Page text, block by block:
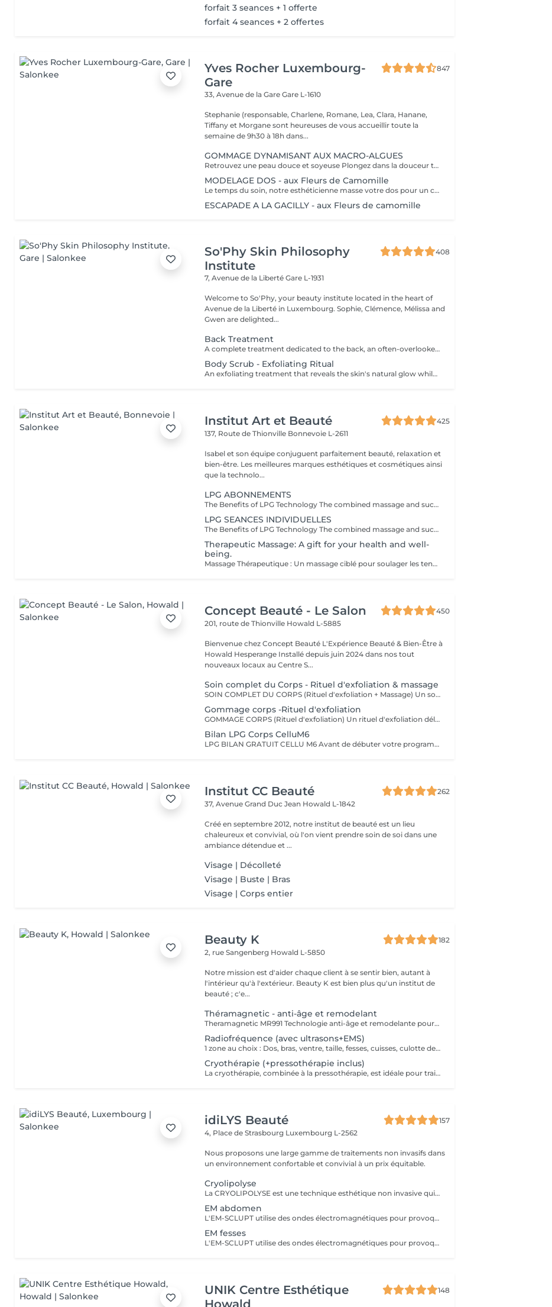
forfait 3 seances + 1 offerte
forfait 4 seances + 2 offertes
Yves Rocher Luxembourg-
Gare
847
33, Avenue de la GareGare L-1610
Stephanie (responsable, Charlene, Romane, Lea, Clara, Hanane,
Tiffany et Morgane sont heureuses de vous accueillir toute la
semaine de 9h30 à 18h dans...
GOMMAGE DYNAMISANT AUX MACRO-ALGUES
Retrouvez une peau douce et soyeuse Plongez dans la douceur tropicale dIndonésie à travers les notes épicées des huiles essentielles de Girofle et de Muscade. Ce gommage aux effluves chauds et naturels vous transporte tout en exfoliant délicatement votre peau : elle est douce, lumineuse et satinée.
MODELAGE DOS - aux Fleurs de Camomille
Le temps du soin, notre esthéticienne masse votre dos pour un confort sans précédent.
ESCAPADE A LA GACILLY - aux Fleurs de camomille
So'Phy Skin Philosophy
Institute
408
7, Avenue de la LibertéGare L-1931
Welcome to So'Phy, your beauty institute located in the heart of
Avenue de la Liberté in Luxembourg. Sophie, Clémence, Mélissa and
Gwen are delighted...
Back Treatment
A complete treatment dedicated to the back, an often-overlooked area that can be prone to tension and imperfections. The treatment begins with cleansing and exfoliation to purify the skin, refine its texture and improve its overall appearance. Depending on your needs and the selected duration (30 or 60 minutes), more targeted work may be performed to deeply cleanse and rebalance the skin. The treatment ends with a relaxing massage to release accumulated tension and provide an immediate sense of well-being. The skin feels clearer, smoother, and the back deeply relaxed. An ideal treatment to care for this often-neglected area while enjoying a moment of relaxation.
Body Scrub - Exfoliating Ritual
An exfoliating treatment that reveals the skin's natural glow while offering a true moment of relaxation. The scrub removes dead skin cells, refines skin texture and leaves the skin soft and radiant. According to your preference, you can choose between a black soap scrub for a purifying and enveloping experience, or a grain-based scrub for a more invigorating and effective exfoliation. Your chosen fragrance accompanies the entire treatment, with the option to extend the experience with a nourishing massage oil. The skin feels smooth, soft and delicately scented, while the body relaxes and the mind unwinds. An ideal treatment to prepare the skin, enhance its appearance or simply enjoy a moment for yourself.
Institut Art et Beauté
425
137, Route de Thionville Bonnevoie L-2611
Isabel et son équipe conjuguent parfaitement beauté, relaxation et
bien-être. Les meilleures marques esthétiques et cosmétiques ainsi
que la technolo...
LPG ABONNEMENTS
The Benefits of LPG Technology The combined massage and suction of the LPG Cellu M6 Medical offer 100% natural slimming, anti-aging, and therapeutic solutions through painless massages that naturally reactivate cellular mechanisms, providing various benefits tailored to your specific needs. Aesthetic Benefits: Reduces cellulite, with the "orange peel" appearance gradually disappearing, restoring the skin's smooth and firm appearance. Harmonizes the silhouette. Firms and improves the skin's appearance. Reduces the appearance of scars, grafts, and burns. Therapeutic Benefits: Improves lymphatic and blood circulation. Promotes postoperative recovery. Generates a relaxing effect. Reduces muscle pain. Relieves heavy legs and swollen ankles. Prepares the body for physical effort. Facilitates recovery after exercise: muscle soreness, etc. Treats sports-related conditions: tendinitis, muscle injuries, etc. Provides relaxation and muscle relaxation. Trained Practitioners: Carla Lisete Carla Marie Francesca Take care of your body and beauty today with LPG technology to prepare your skin and body for the years to come.
LPG SEANCES INDIVIDUELLES
The Benefits of LPG Technology The combined massage and suction of the LPG Cellu M6 Medical offer 100% natural slimming, anti-aging, and therapeutic solutions through painless massages that naturally reactivate cellular mechanisms, providing various benefits tailored to your specific needs. Aesthetic Benefits: Reduces cellulite, with the "orange peel" appearance gradually disappearing, restoring the skin's smooth and firm appearance. Harmonizes the silhouette. Firms and improves the skin's appearance. Reduces the appearance of scars, grafts, and burns. Therapeutic Benefits: Improves lymphatic and blood circulation. Promotes postoperative recovery. Generates a relaxing effect. Reduces muscle pain. Relieves heavy legs and swollen ankles. Prepares the body for physical effort. Facilitates recovery after exercise: muscle soreness, etc. Treats sports-related conditions: tendinitis, muscle injuries, etc. Provides relaxation and muscle relaxation. Trained Practitioners: Carla Lisete Carla Marie Francesca Take care of your body and beauty today with LPG technology to prepare your skin and body for the years to come.
Therapeutic Massage: A gift for your health and well-
being.
Massage Thérapeutique : Un massage ciblé pour soulager les tensions musculaires, réduire le stress, et rééquilibrer votre corps. Soulagement des Douleurs Musculaires : Les techniques de massage ciblent les zones de tension pour libérer les nuds musculaires et améliorer la flexibilité. Réduction du Stress : Les massages aident à abaisser les niveaux de cortisol, l'hormone du stress, ce qui favorise la détente et une meilleure gestion du stress. Amélioration du Bien-être Général : Ils stimulent la circulation sanguine, renforcent le système immunitaire, et contribuent à un meilleur sommeil, ce qui mène à une vie plus équilibrée. Au-delà du physique, ces massages favorisent une sensation de paix intérieure et de clarté mentale. Praticiennes Qualifiées : Experts dans diverses techniques de massage. Traitements Personnalisés : Séances adaptées à vos besoins spécifiques. Ambiance Apaisante : Un environnement relaxant. Une nouvelle manière de prendre soin de vous.
Concept Beauté - Le Salon
450
201, route de Thionville Howald L-5885
Bienvenue chez Concept Beauté L'Expérience Beauté & Bien-Être à
Howald Hesperange Installé depuis juin 2024 dans nos tout
nouveaux locaux au Centre S...
Soin complet du Corps - Rituel d'exfoliation & massage
SOIN COMPLET DU CORPS (Rituel d'exfoliation + Massage) Un soin divin combinant un gommage doux et un massage relaxant pour une peau sublimée et un corps détendu. L'exfoliation, réalisée avec le Body Strategist Scrub de Comfort Zone, élimine les cellules mortes, affine le grain de peau et prépare à l'absorption des actifs hydratants. Le massage qui suit nourrit et apaise la peau grâce aux textures veloutées et aux actifs régénérants des huiles de soin Comfort Zone, pour une sensation de bien-être absolu.
Gommage corps -Rituel d'exfoliation
GOMMAGE CORPS (Rituel d'exfoliation) Un rituel d'exfoliation délicat qui débarrasse la peau des impuretés et cellules mortes pour la laisser incroyablement douce et lumineuse. Nous utilisons le Body Strategist Scrub de Comfort Zone, un gommage aux particules naturelles qui stimule la microcirculation et révèle l'éclat de votre peau. Idéal avant un massage, un soin hydratant ou pour préparer la peau au bronzage.
Bilan LPG Corps CelluM6
LPG BILAN GRATUIT CELLU M6 Avant de débuter votre programme LPG, nous vous offrons un bilan personnalisé. Cette séance permet d'analyser votre peau, d'évaluer vos besoins et de définir ensemble le protocole le plus adapté à vos objectifs (fermeté, cellulite, drainage, remodelage). Grâce à la technologie brevetée LPG Endermologie, nous vous conseillons un programme sur-mesure pour optimiser vos résultats dès la première séance. Un accompagnement exclusif : En plus de votre programme LPG, bénéficiez des conseils d'une professionnelle, coach en nutrition et bien-être, pour des résultats optimisés et durables. Un suivi global pour retrouver une silhouette harmonieuse et une meilleure vitalité ! Le Lipomassage est une technique issu de l'endermologie ,c'est la solution aux problèmes de cellulite, de graisses localisées et de relachement cutané. Cellu M6 combine trois efets majeurs: - Le destockage : il active la lipolyse et stimule les adipocytes déclenchant la libération des graisses - Le raffermissement : il stimule les fibroblastes pour générer collagène et élastine - Le rescultage : il décloisonne les amas graisseux et agit sur les septas ( aspect capitons )
Institut CC Beauté
262
37, Avenue Grand Duc Jean Howald L-1842
Créé en septembre 2012, notre institut de beauté est un lieu
chaleureux et convivial, où l'on vient prendre soin de soi dans une
ambiance détendue et ...
Visage | Décolleté
Visage | Buste | Bras
Visage | Corps entier
Beauty K
182
2, rue Sangenberg Howald L-5850
Notre mission est d'aider chaque client à se sentir bien, autant à
l'intérieur qu'à l'extérieur. Beauty K est bien plus qu'un institut de
beauté ; c'e...
Théramagnetic - anti-âge et remodelant
Theramagnetic MR991 Technologie anti-âge et remodelante pour le corps et le visage Le Theramagnetic est un soin non-invasif alliant endomassage mécanique et champs magnétiques pulsés à résonance stochastique (CMPS). Cette technologie brevetée, D.E.S., stimule intensément la régénération cellulaire, améliore la circulation sanguine et lymphatique, et restaure visiblement l'élasticité de la peau. Endomassage Mécanique (MRM) : grâce à deux rouleaux motorisés et une aspiration douce, il reproduit un massage profond qui déstocke les graisses, raffermit les tissus et favorise un drainage naturel. Champs magnétiques pulsés (CMPS) : ils envoient des micro-courants qui relancent l'activité cellulaire, améliorent l'oxygénation, éliminent les toxines et boostent la production de collagène et d'élastine. Résultat : une peau plus lisse, plus lumineuse, dès les premières séances. Des résultats mesurables dès la 1ère séance : Jusqu'à -9,7 cm de tour de taille* +52,65 % d'activité des fibroblastes (cellules de régénération) Visage & Corps : le Theramagnetic s'adapte aux différentes zones, y compris le visage et le cou, pour un effet liftant et anti-âge immédiat. Recommandation : une cure de 7 séances, à raison de 1 à 2 séances par semaine, pour des résultats durables et visibles (raffermissement, réduction des rides, amélioration de la silhouette, drainage).
Radiofréquence (avec ultrasons+EMS)
1 zone au choix : Dos, bras, ventre, taille, fesses, cuisses, culotte de cheval, etc. La technologie ondes électromagnétiques par radiofréquence provoque la rotation des molécules d'eau et génère le réchauffement des tissus cutanés et sous-cutanés. Cette chaleur a pour effet de stimuler le métabolisme, provoquant un ensemble de réactions qui accélère le processus d'élimination des graisses tenaces.
Cryothérapie (+pressothérapie inclus)
La cryothérapie, combinée à la pressothérapie, est idéale pour traiter la cellulite, les douleurs et inflammations. Ce soin par le froid favorise la récupération physique, améliore la circulation et raffermit la peau. En plus de tonifier les tissus et éliminer les capitons, la cryothérapie procure un moment de relaxation grâce à la production d'endorphines stimulée par le froid.
idiLYS Beauté
157
4, Place de Strasbourg Luxembourg L-2562
Nous proposons une large gamme de traitements non invasifs dans
un environnement confortable et convivial à un prix équitable.
Cryolipolyse
La CRYOLIPOLYSE est une technique esthétique non invasive qui utilise le froid pour réduire les amas graisseux localisés. La LUMINOTHÉRAPIE du visage consiste à exposer la peau à des lumières LED afin de stimuler le renouvellement cellulaire et améliorer l'éclat du teint.
EM abdomen
L'EM-SCLUPT utilise des ondes électromagnétiques pour provoquer des contractions musculaires intenses afin de tonifier les muscles et réduire la graisse. La LUMINOTHÉRAPIE du visage consiste à exposer la peau à des lumières LED afin de stimuler le renouvellement cellulaire et améliorer l'éclat du teint.
EM fesses
L'EM-SCLUPT utilise des ondes électromagnétiques pour provoquer des contractions musculaires intenses afin de tonifier les muscles et réduire la graisse.
UNIK Centre Esthétique
Howald
148